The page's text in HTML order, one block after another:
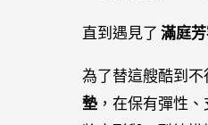
直到遇見了 滿庭
為了替這艘酷到
墊 ，在保有彈性